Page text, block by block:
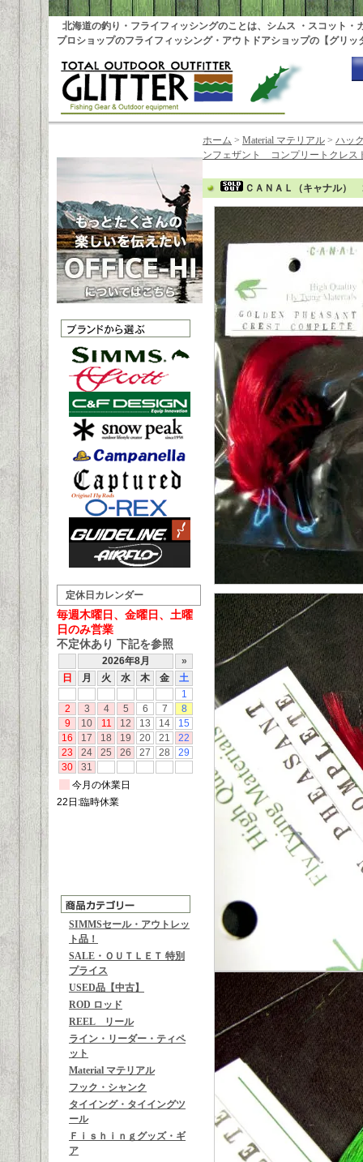
北海道の釣り・フライフィッシングのことは、シムス ・スコット・
プロショップのフライフィッシング・アウトドアショップの【グリッ
定休日カレンダー
毎週木曜日、金曜日、土曜
日のみ営業
不定休あり 下記を参照
SIMMSセール・アウトレッ
ト品！
SALE・ＯＵＴＬＥＴ 特別
プライス
USED品【中古】
ROD ロッド
REEL リール
ライン・リーダー・ティペ
ット
Material マテリアル
フック・シャンク
タイイング・タイイングツ
ール
Ｆｉｓｈｉｎｇグッズ・ギ
ア
ホーム > Material マテリアル > ハッ
ンフェザント コンプリートクレス
ＣＡＮＡＬ（キャナル）